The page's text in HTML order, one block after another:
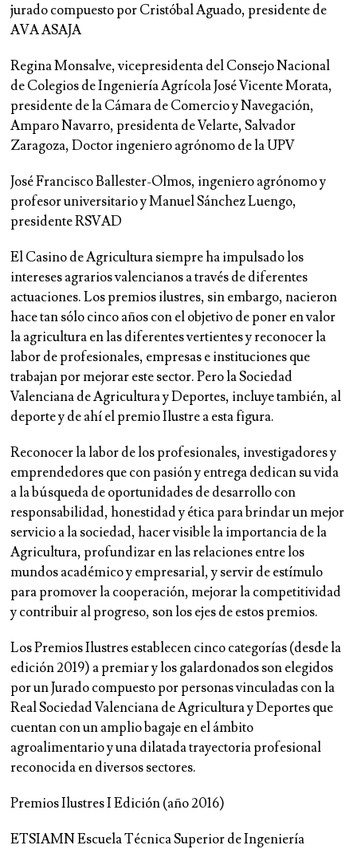
jurado compuesto por Cristóbal Aguado, presidente de
AVA ASAJA
Regina Monsalve, vicepresidenta del Consejo Nacional
de Colegios de Ingeniería Agrícola José Vicente Morata,
presidente de la Cámara de Comercio y Navegación,
Amparo Navarro, presidenta de Velarte, Salvador
Zaragoza, Doctor ingeniero agrónomo de la UPV
José Francisco Ballester-Olmos, ingeniero agrónomo y
profesor universitario y Manuel Sánchez Luengo,
presidente RSVAD
El Casino de Agricultura siempre ha impulsado los
intereses agrarios valencianos a través de diferentes
actuaciones. Los premios ilustres, sin embargo, nacieron
hace tan sólo cinco años con el objetivo de poner en valor
la agricultura en las diferentes vertientes y reconocer la
labor de profesionales, empresas e instituciones que
trabajan por mejorar este sector. Pero la Sociedad
Valenciana de Agricultura y Deportes, incluye también, al
deporte y de ahí el premio Ilustre a esta figura.
Reconocer la labor de los profesionales, investigadores y
emprendedores que con pasión y entrega dedican su vida
a la búsqueda de oportunidades de desarrollo con
responsabilidad, honestidad y ética para brindar un mejor
servicio a la sociedad, hacer visible la importancia de la
Agricultura, profundizar en las relaciones entre los
mundos académico y empresarial, y servir de estímulo
para promover la cooperación, mejorar la competitividad
y contribuir al progreso, son los ejes de estos premios.
Los Premios Ilustres establecen cinco categorías (desde la
edición 2019) a premiar y los galardonados son elegidos
por un Jurado compuesto por personas vinculadas con la
Real Sociedad Valenciana de Agricultura y Deportes que
cuentan con un amplio bagaje en el ámbito
agroalimentario y una dilatada trayectoria profesional
reconocida en diversos sectores.
Premios Ilustres I Edición (año 2016)
ETSIAMN Escuela Técnica Superior de Ingeniería